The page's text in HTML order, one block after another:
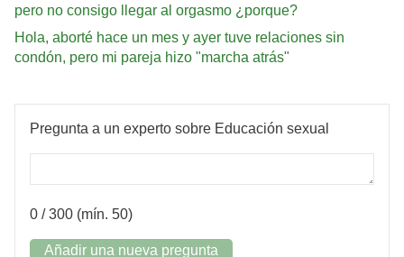
pero no consigo llegar al orgasmo ¿porque?
Hola, aborté hace un mes y ayer tuve relaciones sin
condón, pero mi pareja hizo "marcha atrás"
Pregunta a un experto sobre Educación sexual
0 / 300 (mín. 50)
Añadir una nueva pregunta